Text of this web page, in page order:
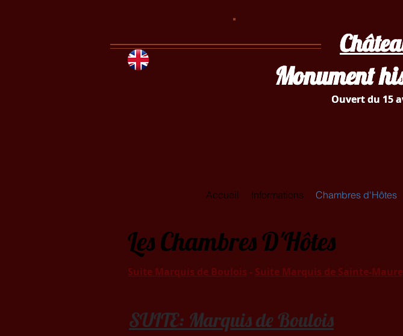
Monument
Ouvert du 15
Monument
Ouvert du 15
Accueil Informations Chambres d'Hôtes
Les Chambres D'Hôtes
Suite Marquis de Boulois - Suite Marquis de Sainte-Maure
SUITE: Marquis de Boulois